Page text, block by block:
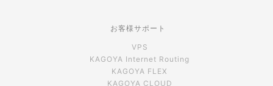
お客様サポート
VPS
KAGOYA Internet Routing
KAGOYA FLEX
KAGOYA CLOUD